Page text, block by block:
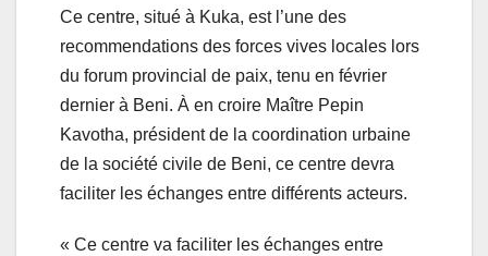
Ce centre, situé à Kuka, est l’une des
recommendations des forces vives locales lors
du forum provincial de paix, tenu en février
dernier à Beni. À en croire Maître Pepin
Kavotha, président de la coordination urbaine
de la société civile de Beni, ce centre devra
faciliter les échanges entre différents acteurs.
« Ce centre va faciliter les échanges entre